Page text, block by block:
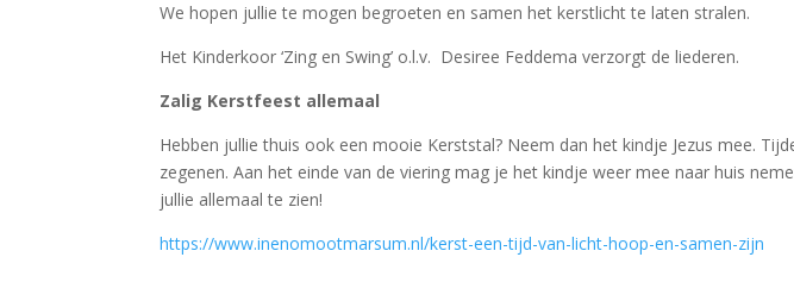
We hopen jullie te mogen begroeten en samen het kerstlicht te laten stralen.
Het Kinderkoor ‘Zing en Swing’ o.l.v. Desiree Feddema verzorgt de liederen.
Zalig Kerstfeest allemaal
Hebben jullie thuis ook een mooie Kerststal? Neem dan het kindje Jezus mee.
zegenen. Aan het einde van de viering mag je het kindje weer mee naar huis
jullie allemaal te zien!
https://www.inenomootmarsum.nl/kerst-een-tijd-van-licht-hoop-en-samen-zijn